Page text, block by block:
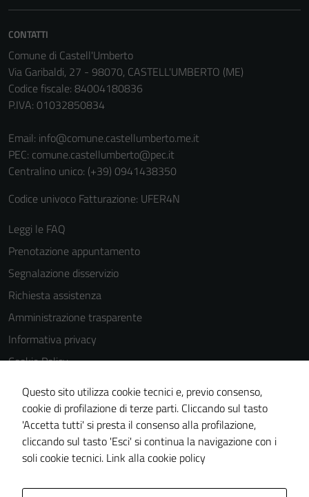
CONTATTI
Comune di Castell'Umberto
Via Garibaldi, 27 - 98070, CASTELL'UMBERTO (ME)
Codice fiscale: 84004180836
P.IVA: 01032850834
Email: info@comune.castellumberto.me.it
PEC: comune.castellumberto@pec.it
Centralino unico: (+39) 0941438350
Codice univoco Fatturazione: UFER4N
Leggi le FAQ
Prenotazione appuntamento
Segnalazione disservizio
Richiesta assistenza
Amministrazione trasparente
Informativa privacy
Cookie Policy
Dichiarazione di accessibilità
Obiettivi di accessibilità
Piano di miglioramento del sito
Questo sito utilizza cookie tecnici e, previo consenso,
cookie di profilazione di terze parti. Cliccando sul tasto
'Accetta tutti' si presta il consenso alla profilazione,
cliccando sul tasto 'Esci' si continua la navigazione con i
soli cookie tecnici. Link alla cookie policy
sono necessari
possono